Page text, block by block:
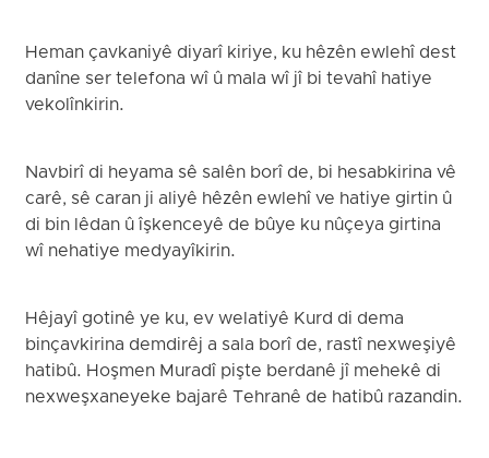
Heman çavkaniyê diyarî kiriye, ku hêzên ewlehî dest
danîne ser telefona wî û mala wî jî bi tevahî hatiye
vekolînkirin.
Navbirî di heyama sê salên borî de, bi hesabkirina vê
carê, sê caran ji aliyê hêzên ewlehî ve hatiye girtin û
di bin lêdan û îşkenceyê de bûye ku nûçeya girtina
wî nehatiye medyayîkirin.
Hêjayî gotinê ye ku, ev welatiyê Kurd di dema
binçavkirina demdirêj a sala borî de, rastî nexweşiyê
hatibû. Hoşmen Muradî pişte berdanê jî mehekê di
nexweşxaneyeke bajarê Tehranê de hatibû razandin.